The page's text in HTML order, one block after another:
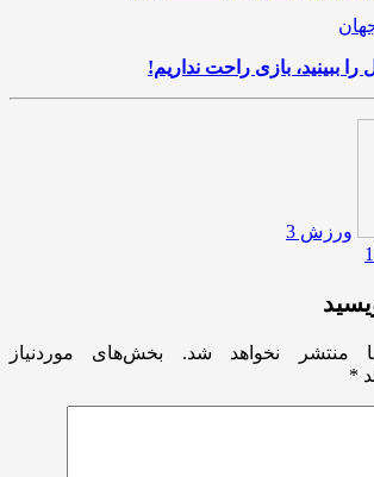
ببینید، بازی راحت نداریم!
ورزش 3
منتشر نخواهد شد.
بخش‌های موردنیاز
*